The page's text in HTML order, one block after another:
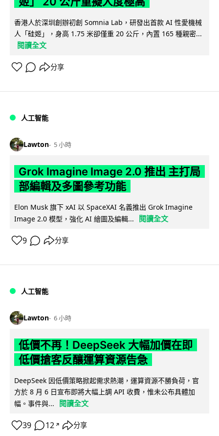
香港人於深圳創辦初創 Somnia Lab，研發出首款 AI 性愛機械
人「硅姬」，身高 1.75 米卻僅重 20 公斤，內置 165 種親密...
閱讀全文
分享
人工智能
Lawton 5 小時
Grok Imagine Image 2.0 推出 主打局
部編輯及多圖參考功能
Elon Musk 旗下 xAI 以 SpaceXAI 名義推出 Grok Imagine
Image 2.0 模型，強化 AI 繪圖及編輯...
閱讀全文
9 分享
人工智能
Lawton 6 小時
低價不再！DeepSeek 大幅加價在即
低價搶客反釀運算資源告急
DeepSeek 因低價策略掀起需求熱潮，運算資源不勝負荷，官
方於 8 月 6 日宣布即將大幅上調 API 收費，惟未公布具體加
幅。事件與...
閱讀全文
39 12 ↗ 分享